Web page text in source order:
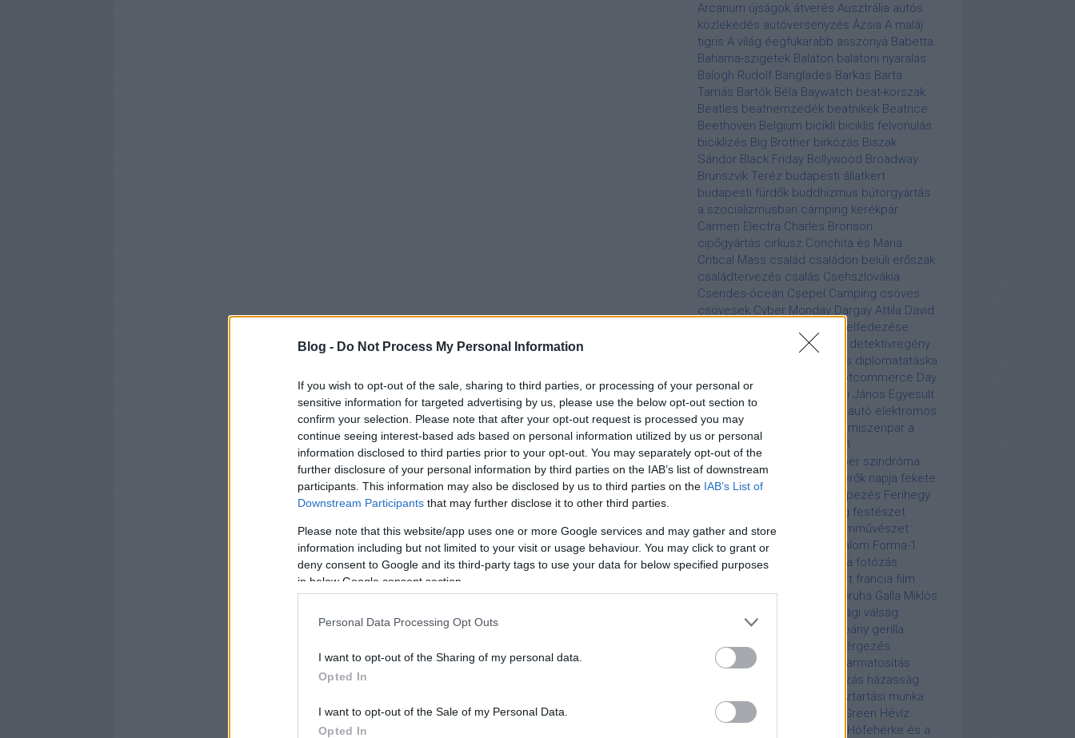
Blog - Do Not Process My Personal Information
If you wish to opt-out of the sale, sharing to third parties, or processing of your personal or
sensitive information for targeted advertising by us, please use the below opt-out section to
confirm your selection. Please note that after your opt-out request is processed you may
continue seeing interest-based ads based on personal information utilized by us or personal
information disclosed to third parties prior to your opt-out. You may separately opt-out of the
further disclosure of your personal information by third parties on the IAB’s list of downstream
participants. This information may also be disclosed by us to third parties on the IAB’s List of
Downstream Participants that may further disclose it to other third parties.
Please note that this website/app uses one or more Google services and may gather and store
information including but not limited to your visit or usage behaviour. You may click to grant or
deny consent to Google and its third-party tags to use your data for below specified purposes
in below Google consent section.
Personal Data Processing Opt Outs
I want to opt-out of the Sharing of my personal data.
Opted In
I want to opt-out of the Sale of my Personal Data.
Opted In
Arcanum újságok átverés Ausztrália autós
közlekedés autóversenyzés Ázsia A maláj
tigris A világ éegfukarabb asszonya Babetta
Bahama-szigetek Balaton balatoni nyaralás
Balogh Rudolf Banglades Barkas Barta
Tamás Bartók Béla Baywatch beat-korszak
Beatles beatnemzedék beatnikek Beatrice
Beethoven Belgium bicikli biciklis felvonulás
biciklizés Big Brother birkózás Biszak
Sándor Black Friday Bollywood Broadway
Brunszvik Teréz budapesti állatkert
budapesti fürdők buddhizmus bútorgyártás
a szocializmusban camping kerékpár
Carmen Electra Charles Bronson
cipőgyártás cirkusz Conchita és Maria
Critical Mass család családon belüli erőszak
családtervezés csalás Csehszlovákia
Csendes-óceán Csepel Camping csöves
csövesek Cyber Monday Dargay Attila David
Déli-sark felfedezése
Dennis Tito
detektívregény
digitalizálás diplomatatáska
Dotcommerce Day
Édes élet
Egri János Egyesült
Államok elefánt elektromos autó elektromos
jármű elektronikus zene
élelmiszeripar a
szocializmusban
első repülő
Magyarországon
farkasember szindróma
Federico Fellini
Fegyveres erők napja fekete
himlő Fekete péntek fényképezés Ferihegy
fertőző betegség festészet
fesztivál Fidel Castro
filmművészet
focivébé fogyasztói társadalom Forma-1
Forma-3 forró drót fotográfia fotózás
Fóvárosi Állat- és Növénykert francia film
Freddie Mercury
fürdőruha Galla Miklós
gazdasági válság
Gerendai Károly
gerilla-kampány gerilla
marketing
gombamérgezés
gömbház
Green Monday
gyarmatosítás
hajózás házasság
háztartási munka
Helsinki olimpia 1952
Hetty Green Hévíz
Hófehérke és a